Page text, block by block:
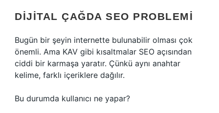
DIJITAL ÇAĞDA SEO PROBLEMI
Bugün bir şeyin internette bulunabilir olması çok
önemli. Ama KAV gibi kısaltmalar SEO açısından
ciddi bir karmaşa yaratır. Çünkü aynı anahtar
kelime, farklı içeriklere dağılır.
Bu durumda kullanıcı ne yapar?